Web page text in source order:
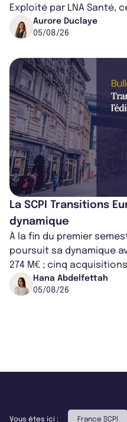
Exploité par LNA Santé,
médical croissant, qui s...
Aurore Duclaye
05/08/26
La SCPI Transitions
dynamique
À la fin du premier
poursuit sa dynamique
274 M€ ; cinq
capitalisation portée à
Hana Abdelfettah
05/08/26
Vous êtes ici : France SCPI